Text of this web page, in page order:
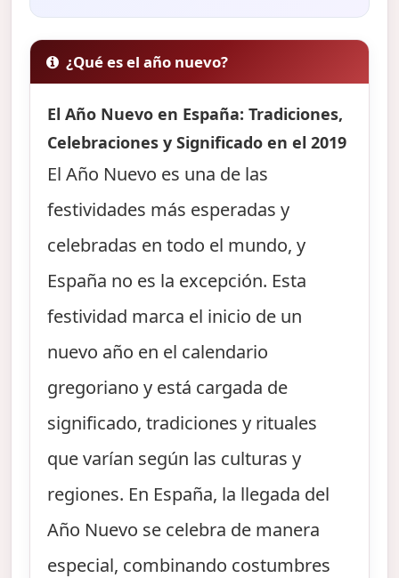
¿Qué es el año nuevo?
El Año Nuevo en España: Tradiciones,
Celebraciones y Significado en el 2019
El Año Nuevo es una de las
festividades más esperadas y
celebradas en todo el mundo, y
España no es la excepción. Esta
festividad marca el inicio de un
nuevo año en el calendario
gregoriano y está cargada de
significado, tradiciones y rituales
que varían según las culturas y
regiones. En España, la llegada del
Año Nuevo se celebra de manera
especial, combinando costumbres